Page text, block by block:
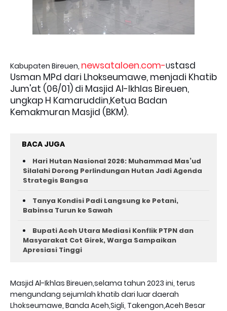
Kabupaten Bireuen, newsataloen.com-Ustasd
Usman MPd dari Lhokseumawe, menjadi Khatib
Jum'at (06/01) di Masjid Al-Ikhlas Bireuen,
ungkap H Kamaruddin,Ketua Badan
Kemakmuran Masjid (BKM).
BACA JUGA
Hari Hutan Nasional 2026: Muhammad Mas’ud
Silalahi Dorong Perlindungan Hutan Jadi Agenda
Strategis Bangsa
Tanya Kondisi Padi Langsung ke Petani,
Babinsa Turun ke Sawah
Bupati Aceh Utara Mediasi Konflik PTPN dan
Masyarakat Cot Girek, Warga Sampaikan
Apresiasi Tinggi
Masjid Al-Ikhlas Bireuen,selama tahun 2023 ini, terus
mengundang sejumlah khatib dari luar daerah
Lhokseumawe, Banda Aceh,Sigli, Takengon,Aceh Besar